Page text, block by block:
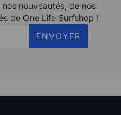
nouveautés, de nos
de One Life Surfshop !
ENVOYER